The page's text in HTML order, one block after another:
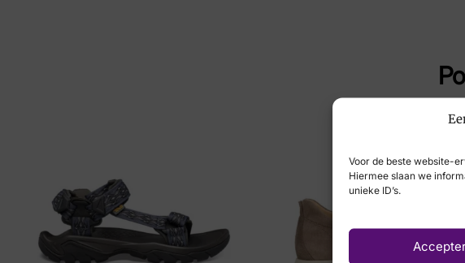
Voor de beste website-
Hiermee slaan we
unieke ID’s.